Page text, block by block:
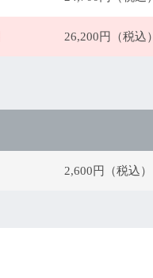
26,200円（税込）
2,600円（税込）